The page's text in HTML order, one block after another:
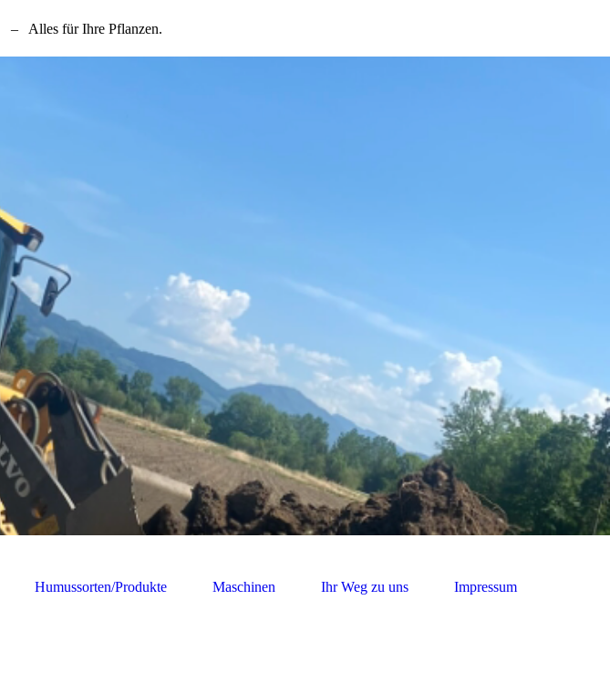
– Alles für Ihre Pflanzen.
Humussorten/Produkte Maschinen Ihr Weg zu uns Impressum